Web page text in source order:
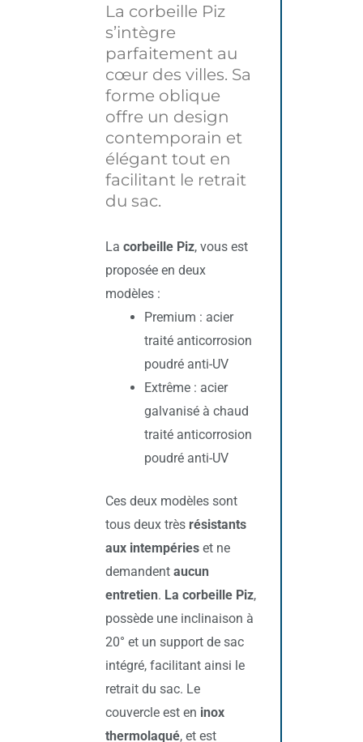
La corbeille Piz
s’intègre
parfaitement au
cœur des villes. Sa
forme oblique
offre un design
contemporain et
élégant tout en
facilitant le retrait
du sac.
La corbeille Piz, vous est
proposée en deux
modèles :
Premium : acier
traité anticorrosion
poudré anti-UV
Extrême : acier
galvanisé à chaud
traité anticorrosion
poudré anti-UV
Ces deux modèles sont
tous deux très résistants
aux intempéries et ne
demandent aucun
entretien. La corbeille Piz,
possède une inclinaison à
20° et un support de sac
intégré, facilitant ainsi le
retrait du sac. Le
couvercle est en inox
thermolaqué, et est